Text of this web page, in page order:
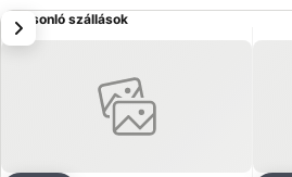
Hasonló szállások
következő